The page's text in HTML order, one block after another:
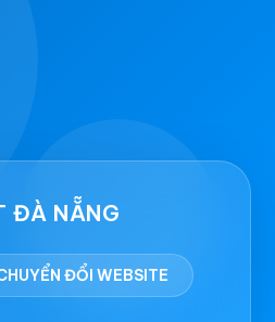
ĐÀ NẴNG
ĐỔI WEBSITE